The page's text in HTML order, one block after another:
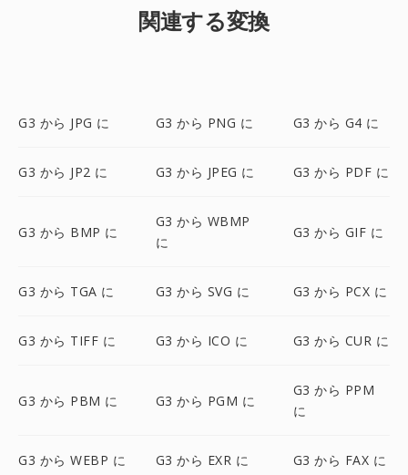
関連する変換
G3 から JPG に G3 から PNG に G3 から G4 に
G3 から JP2 に G3 から JPEG に G3 から PDF に
G3 から BMP に
G3 から WBMP
に
G3 から GIF に
G3 から TGA に G3 から SVG に G3 から PCX に
G3 から TIFF に G3 から ICO に G3 から CUR に
G3 から PBM に G3 から PGM に
G3 から PPM
に
G3 から WEBP に G3 から EXR に G3 から FAX に